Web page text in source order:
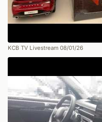
KCB TV Livestream 08/01/26